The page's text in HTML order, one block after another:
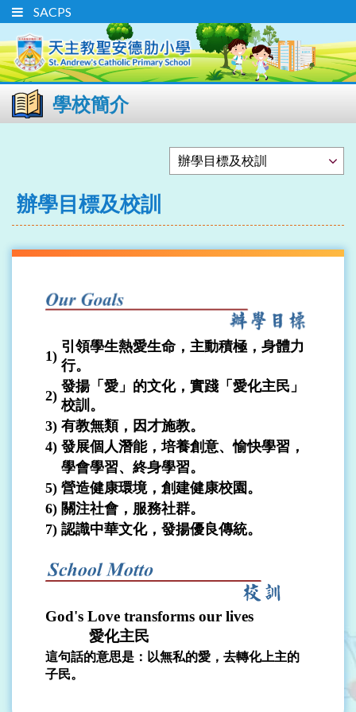
SACPS
學校簡介
辦學目標及校訓
1)
引領學生熱愛生命，主動積極，身體力
行。
2)
發揚「愛」的文化，實踐「愛化主民」
校訓。
3) 有教無類，因才施教。
4) 發展個人潛能，培養創意、愉快學習，
學會學習、終身學習。
5) 營造健康環境，創建健康校園。
6) 關注社會，服務社群。
7) 認識中華文化，發揚優良傳統。
God's Love transforms our lives
愛化主民
這句話的意思是：以無私的愛，去轉化上主的
子民。